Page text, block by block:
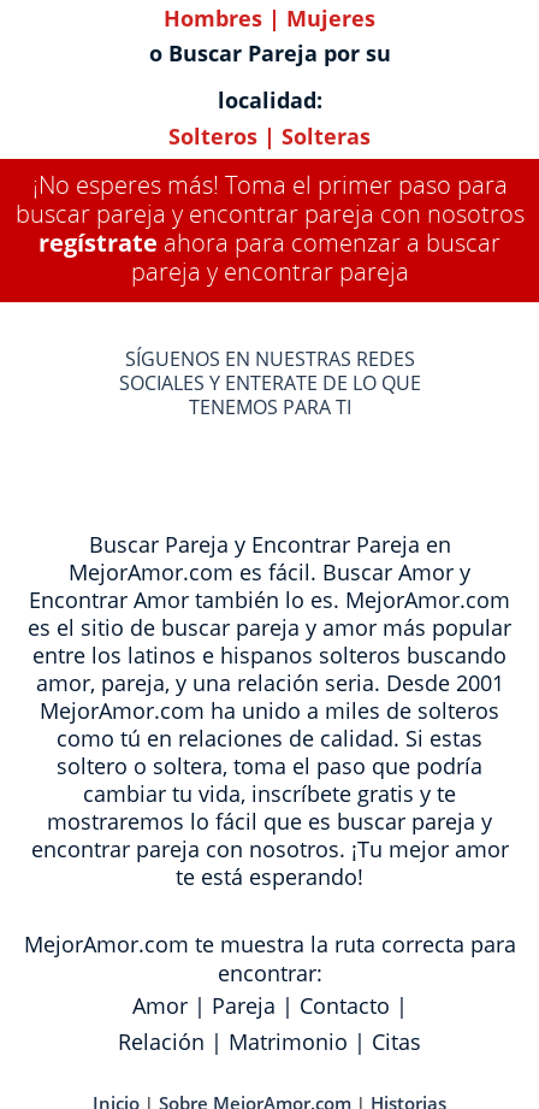
Hombres | Mujeres
o Buscar Pareja por su
localidad:
Solteros | Solteras
¡No esperes más! Toma el primer paso para
buscar pareja y encontrar pareja con nosotros
regístrate ahora para comenzar a buscar
pareja y encontrar pareja
SÍGUENOS EN NUESTRAS REDES
SOCIALES Y ENTERATE DE LO QUE
TENEMOS PARA TI
Buscar Pareja y Encontrar Pareja en
MejorAmor.com es fácil. Buscar Amor y
Encontrar Amor también lo es. MejorAmor.com
es el sitio de buscar pareja y amor más popular
entre los latinos e hispanos solteros buscando
amor, pareja, y una relación seria. Desde 2001
MejorAmor.com ha unido a miles de solteros
como tú en relaciones de calidad. Si estas
soltero o soltera, toma el paso que podría
cambiar tu vida, inscríbete gratis y te
mostraremos lo fácil que es buscar pareja y
encontrar pareja con nosotros. ¡Tu mejor amor
te está esperando!
MejorAmor.com te muestra la ruta correcta para
encontrar:
Amor| Pareja | Contacto |
Relación | Matrimonio | Citas
Inicio | Sobre MejorAmor.com | Historias